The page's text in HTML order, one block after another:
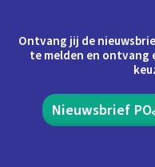
Ontvang jij de
te melden en ontvang
Nieuwsbrief PO